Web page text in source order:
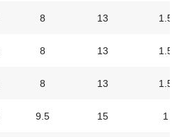
8 13 1.5
8 13 1.5
8 13 1.5
9.5 15 1